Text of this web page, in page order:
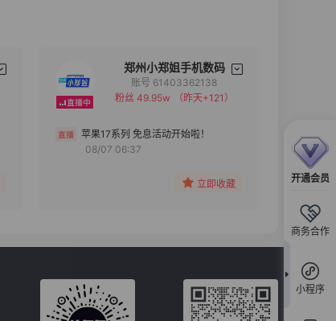
开通会员
商务合作
小程序
郑州小郑姐手机数码
备注
分组
账号 61403362138
粉丝 49.95w
（昨天+121）
苹果17系列 免息活动开始啦！
08/07 06:37
立即收藏